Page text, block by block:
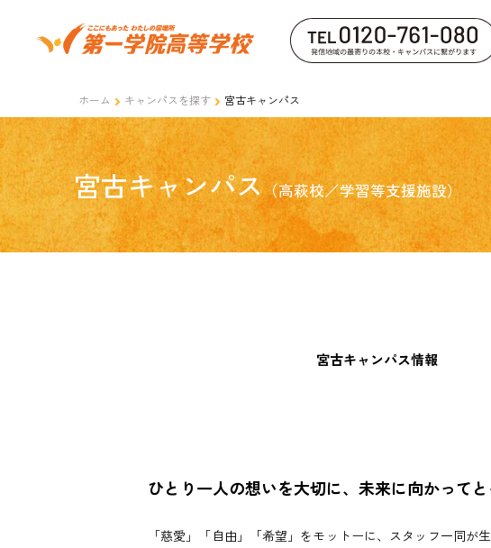
ホーム キャンパスを探す 宮古キャンパス
宮古キャンパス （高萩校／学習等支援施設）
宮古キャンパス情報
ひとり一人の想いを大切に、未来に向かってと
「慈愛」「自由」「希望」をモットーに、スタッフ一同が